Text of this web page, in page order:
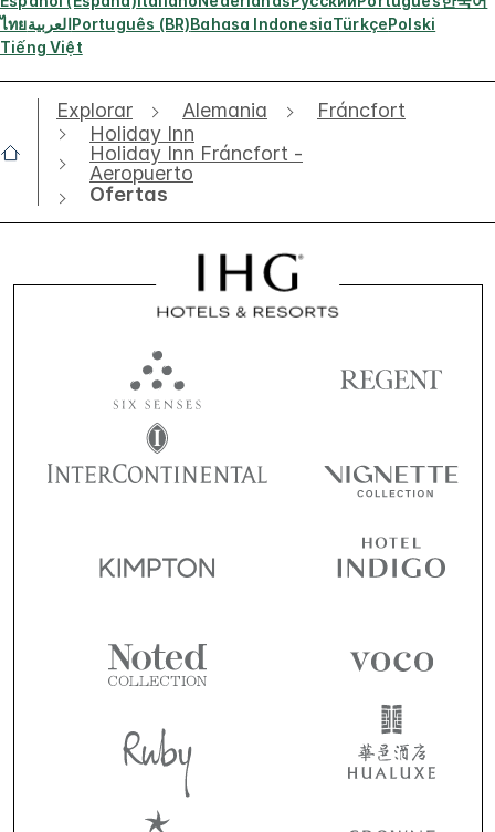
ไทยالعربيةPortuguês (BR)Bahasa IndonesiaTürkçePolski
Tiếng Việt
Explorar Alemania
Fráncfort
Holiday Inn
Holiday Inn Fráncfort -
Aeropuerto
Ofertas